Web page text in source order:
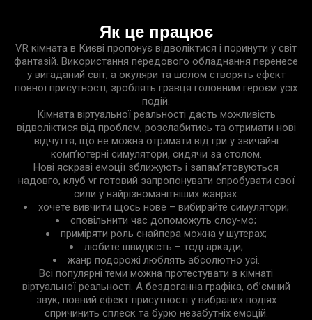
Як це працює
VR кімната в Києві пропонує відволіктися і поринути у світ
фантазій. Використання передового обладнання перенесе
у вигаданий світ, а окуляри та шолом створять ефект
повної присутності, зроблять гравця головним героєм усіх
подій.
Кімната віртуальної реальності дасть можливість
відволіктися від проблем, розслабитись та отримати нові
відчуття, що не можна отримати від гри у звичайні
комп’ютерні симулятори, сидячи за столом.
Нові яскраві емоції зближують і запам’ятовуються
надовго, клуб vr готовий запропонувати спробувати свої
сили у найрізноманітніших жанрах:
хочете вивчити щось нове – вибирайте симулятори;
сповільнити час допоможуть слоу-мо;
приміряти роль снайпера можна у шутерах;
любите швидкість – тоді аркади;
жанр подорожі люблять абсолютно усі.
Всі популярні теми можна протестувати в кімнаті
віртуальної реальності. А бездоганна графіка, об’ємний
звук, повний ефект присутності у вибраних подіях
спричинить сплеск та бурю незабутніх емоцій.